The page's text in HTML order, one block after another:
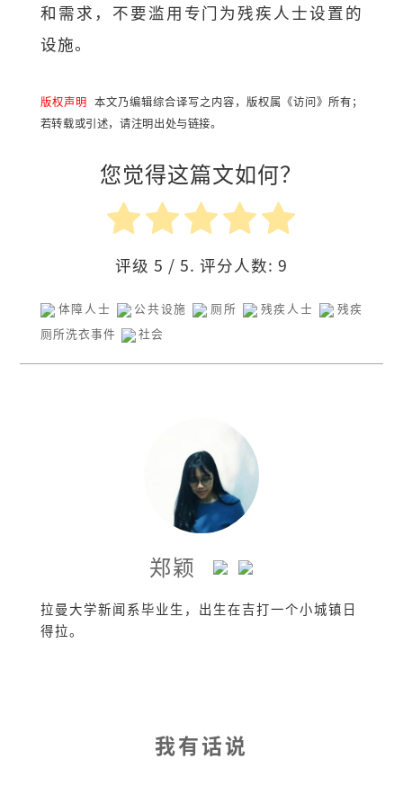
和需求，不要滥用专门为残疾人士设置的
设施。
版权声明 本文乃编辑综合译写之内容，版权属《访问》所有；
若转载或引述，请注明出处与链接。
您觉得这篇文如何？
评级 5 / 5. 评分人数: 9
体障人士 公共设施 厕所 残疾人士
残疾
厕所洗衣事件
社会
郑颖
拉曼大学新闻系毕业生，出生在吉打一个小城镇日
得拉。
我有话说